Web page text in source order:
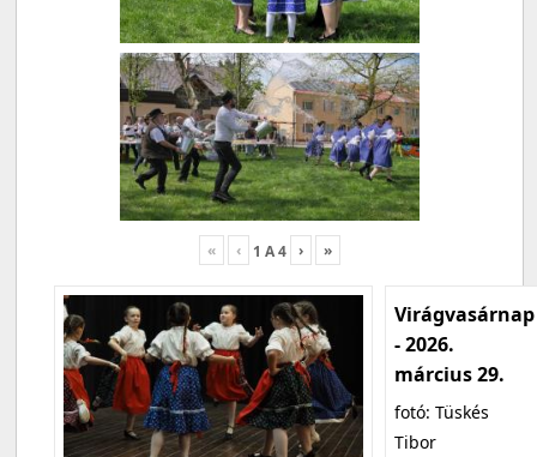
« ‹ 1 A4 › »
Virágvasárnap
- 2026.
március 29.
fotó: Tüskés
Tibor